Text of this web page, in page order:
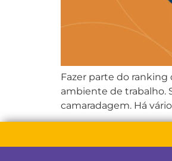
Fazer parte do ranking
ambiente de trabalho.
camaradagem. Há